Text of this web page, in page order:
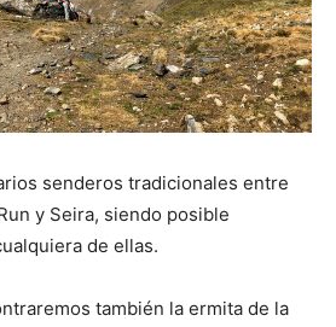
senderos tradicionales entre
y Seira, siendo posible
de ellas.
también la ermita de la